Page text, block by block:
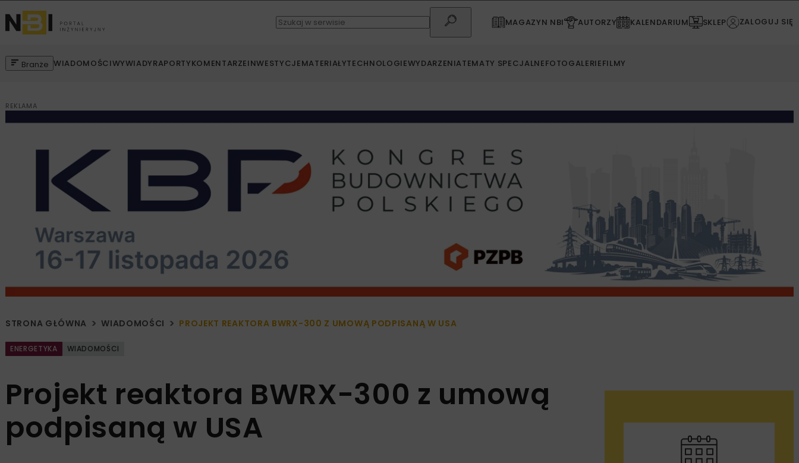
MAGAZYN NBI AUTORZY KALENDARIUM SKLEP ZALOGUJ SIĘ
Branże WIADOMOŚCIWYWIADYRAPORTYKOMENTARZEINWESTYCJEMATERIAŁYTECHNOLOGIEWYDARZENIATEMATY SPECJALNEFOTOGALERIEFILMY
REKLAMA
STRONA GŁÓWNA WIADOMOŚCI PROJEKT REAKTORA BWRX-300 Z UMOWĄ PODPISANĄ W USA
ENERGETYKA WIADOMOŚCI
Projekt reaktora BWRX-300 z umową
podpisaną w USA